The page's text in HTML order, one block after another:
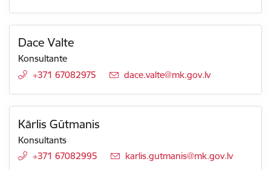
Dace Valte
Konsultante
+371 67082975
E-pasts:
dace.valte@mk.gov.lv
Kārlis Gūtmanis
Konsultants
+371 67082995
E-pasts:
karlis.gutmanis@mk.gov.lv